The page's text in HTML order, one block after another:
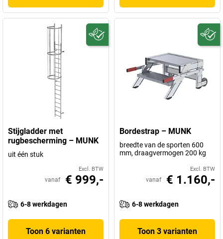
Stijgladder met
rugbescherming – MUNK
uit één stuk
Excl. BTW
vanaf € 999,-
6-8 werkdagen
Toon 6 varianten
Bordestrap – MUNK
breedte van de sporten 600
mm, draagvermogen 200 kg
Excl. BTW
vanaf € 1.160,-
6-8 werkdagen
Toon 3 varianten